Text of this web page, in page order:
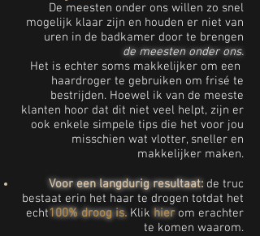
De meesten onder ons willen zo snel
mogelijk klaar zijn en houden er niet van
uren in de badkamer door te brengen
de meesten onder ons.
Het is echter soms makkelijker om een ​​
haardroger te gebruiken om frisé te
bestrijden. Hoewel ik van de meeste
klanten hoor dat dit niet veel helpt, zijn er
ook enkele simpele tips die het voor jou
misschien wat vlotter, sneller en
makkelijker maken.
Voor een langdurig resultaat: de truc
bestaat erin het haar te drogen totdat het
echt100% droog is. Klik hierom erachter
te komen waarom.